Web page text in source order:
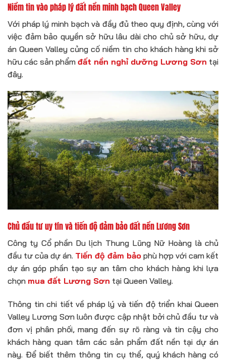
Niềm tin vào pháp lý đất nền minh bạch Queen Valley
Với pháp lý minh bạch và đầy đủ theo quy định, cùng với
việc đảm bảo quyền sở hữu lâu dài cho chủ sở hữu, dự
án Queen Valley củng cố niềm tin cho khách hàng khi sở
hữu các sản phẩm đất nền nghỉ dưỡng Lương Sơn tại
đây.
Chủ đầu tư uy tín và tiến độ đảm bảo đất nền Lương Sơn
Công ty Cổ phần Du lịch Thung Lũng Nữ Hoàng là chủ
đầu tư của dự án. Tiến độ đảm bảo phù hợp với cam kết
dự án góp phần tạo sự an tâm cho khách hàng khi lựa
chọn mua đất Lương Sơn tại Queen Valley.
Thông tin chi tiết về pháp lý và tiến độ triển khai Queen
Valley Lương Sơn luôn được cập nhật bởi chủ đầu tư và
đơn vị phân phối, mang đến sự rõ ràng và tin cậy cho
khách hàng quan tâm các sản phẩm đất nền tại dự án
này. Để biết thêm thông tin cụ thể, quý khách hàng có